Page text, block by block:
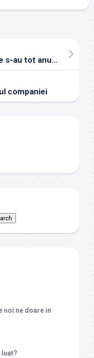
Multele listări pe BVB,care s-au tot anunțat
companiei
noi ne doare in
luat?